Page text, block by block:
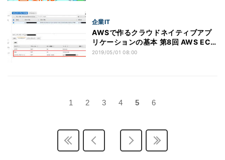
企業IT
AWSで作るクラウドネイティブアプ
リケーションの基本 第8回 AWS ECS
上に構築するSpringアプリケーショ
2019/05/01 08:00
1 2 3 4 5 6